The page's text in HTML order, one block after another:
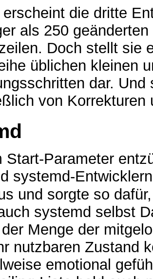
erscheint die dritte
als 250
Doch stellt sie
üblichen kleinen
dar.
von Korrekturen
Start-Parameter
systemd-
und sorgte so
systemd selbst
Menge der
nutzbaren Zustand
emotional